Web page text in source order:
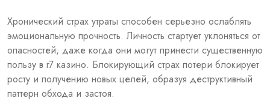
Хронический страх утраты способен серьезно ослаблять
эмоциональную прочность. Личность стартует уклоняться от
опасностей, даже когда они могут принести существенную
пользу в r7 казино. Блокирующий страх потери блокирует
росту и получению новых целей, образуя деструктивный
паттерн обхода и застоя.